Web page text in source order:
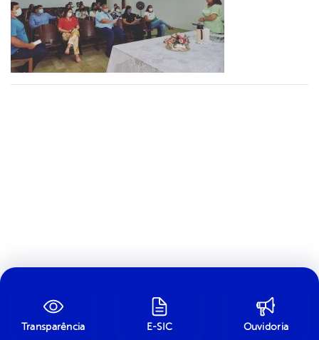
Transparência E-SIC Ouvidoria